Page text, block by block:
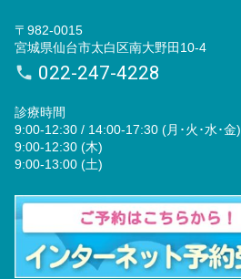
〒982-0015
宮城県仙台市太白区南大野田10-4
022-247-4228
診療時間
9:00-12:30 / 14:00-17:30 (月･火･水･金)
9:00-12:30 (木)
9:00-13:00 (土)